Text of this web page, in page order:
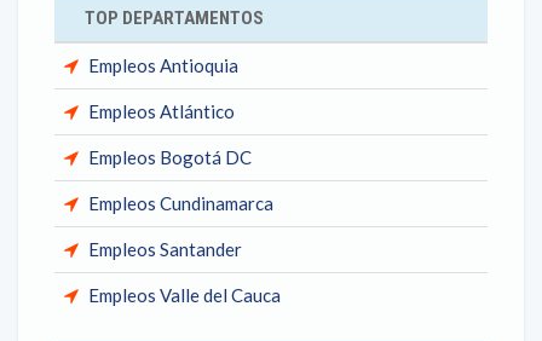
TOP DEPARTAMENTOS
Empleos Antioquia
Empleos Atlántico
Empleos Bogotá DC
Empleos Cundinamarca
Empleos Santander
Empleos Valle del Cauca